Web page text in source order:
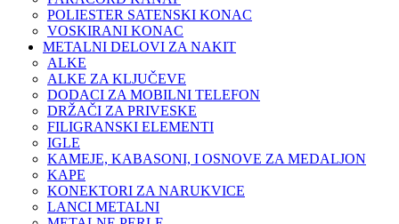
POLIESTER SATENSKI KONAC
VOSKIRANI KONAC
METALNI DELOVI ZA NAKIT
ALKE
ALKE ZA KLJUČEVE
DODACI ZA MOBILNI TELEFON
DRŽAČI ZA PRIVESKE
FILIGRANSKI ELEMENTI
IGLE
KAMEJE, KABASONI, I OSNOVE ZA MEDALJON
KAPE
KONEKTORI ZA NARUKVICE
LANCI METALNI